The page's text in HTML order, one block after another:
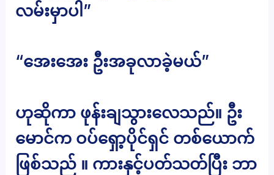
လမ်းမှာပါ”
“အေးအေး ဦးအခုလာခဲ့မယ်”
ဟုဆိုကာ ဖုန်းချသွားလေသည်။ ဦး
မောင်က ဝပ်ရှော့ပိုင်ရှင် တစ်ယောက်
ဖြစ်သည် ။ ကားနှင့်ပတ်သတ်ပြီး ဘာ